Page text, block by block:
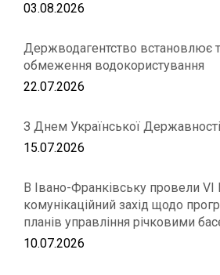
03.08.2026
Держводагентство встановлює
обмеження водокористування
22.07.2026
З Днем Української
15.07.2026
В Івано-Франківську провели
комунікаційний захід щодо
планів управління річковими
10.07.2026